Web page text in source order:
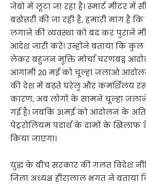
जेबो में लूटा जा रहा है। स्मार्ट मीटर में
बढ़ोत्तरी की जा रही है, हमारी मांग है
लगाने की व्यवस्था को बंद कर पुराने
आदेश जारी करें। उन्होंने बताया कि कुल
लेकर बहुजन मुक्ति मोर्चा चरणबद्व
आगामी 20 मई को चूल्हा जलाओ
की देश में बढ़ते घरेलु और कमर्शिलय
कारण, अब लोगों के सामने चूल्हा
गई है। जबकि 31मई को आंदोलन के
पेट्ररोलियम पदार्थ के दामों के
किया जाएगा।
युद्ध के बीच सरकार की गलत विदेश
जिला अध्यक्ष हीरालाल भगत ने बताया